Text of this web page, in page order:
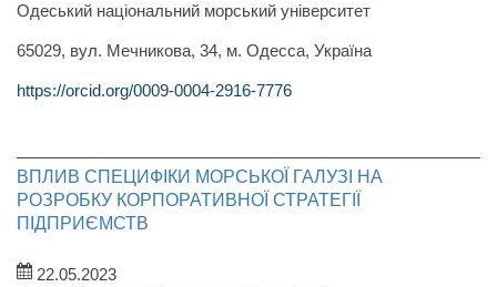
Одеський національний морський університет
65029, вул. Мечникова, 34, м. Одесса, Україна
https://orcid.org/0009-0004-2916-7776
ВПЛИВ СПЕЦИФІКИ МОРСЬКОЇ ГАЛУЗІ НА
РОЗРОБКУ КОРПОРАТИВНОЇ СТРАТЕГІЇ
ПІДПРИЄМСТВ
22.05.2023